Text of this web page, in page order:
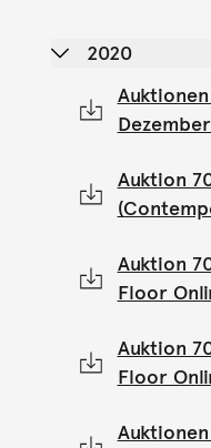
2020
Auktion
Auktion
Floor
Auktion
Floor